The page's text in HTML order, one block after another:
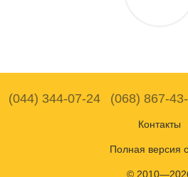
(044) 344-07-24 (068) 867-
Контакты
Полная версия
©